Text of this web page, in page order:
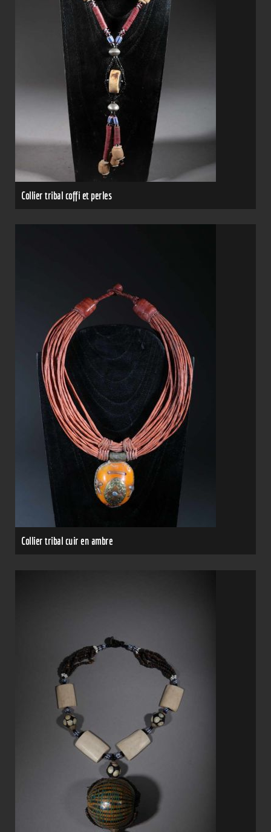
Collier tribal coffi et perles
Collier tribal cuir en ambre